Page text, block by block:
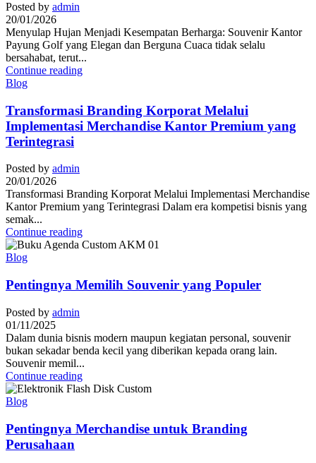
Posted by admin
20/01/2026
Menyulap Hujan Menjadi Kesempatan Berharga: Souvenir Kantor
Payung Golf yang Elegan dan Berguna Cuaca tidak selalu
bersahabat, terut...
Continue reading
Blog
Transformasi Branding Korporat Melalui
Implementasi Merchandise Kantor Premium yang
Terintegrasi
Posted by admin
20/01/2026
Transformasi Branding Korporat Melalui Implementasi Merchandise
Kantor Premium yang Terintegrasi Dalam era kompetisi bisnis yang
semak...
Continue reading
Blog
Pentingnya Memilih Souvenir yang Populer
Posted by admin
01/11/2025
Dalam dunia bisnis modern maupun kegiatan personal, souvenir
bukan sekadar benda kecil yang diberikan kepada orang lain.
Souvenir memil...
Continue reading
Blog
Pentingnya Merchandise untuk Branding
Perusahaan